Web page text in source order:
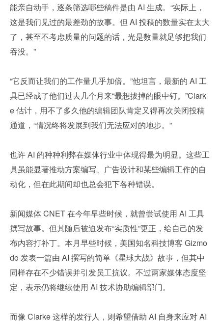
能亲自动手，逐条筛选哪些稿件是由 AI 生成。“实际上，
这是我们见过的最差劲的故事。但 AI 投稿的数量实在太大
了，甚至不考虑质量的问题的话，光是数量就足够把我们
吞没。”
“它反而让我们的工作量几乎加倍。”他坦言，最新的 AI 工
具已经成了他们过去几个月来“最想拔掉的眼中钉。”Clark
e 估计，用不了多久他的编辑团队肯定又得再次关闭投稿
通道，“情况终将发展到我们无法应对的地步。”
也许 AI 的种种利弊在媒体行业中体现得最为明显。这些工
具虽能显著推动方案编写、广告设计和某些编辑工作的自
动化，但在此期间却也总会犯下各种错误。
新闻媒体 CNET 在今年早些时候，就曾尝试使用 AI 工具
撰写故事。但其随后被迫发布“实质性”更正，给自己的发
布内容打补丁。本月早些时候，美国知名科技博客 Gizmo
do 发表一篇由 AI 撰写的简单《星球大战》故事，但其中
同样存在不少错误并引发员工抗议。不过两家媒体态度坚
定，表示仍将继续使用 AI 技术协助编辑部门。
而像 Clarke 这样的发行人，则希望借助 AI 自身来应对 AI